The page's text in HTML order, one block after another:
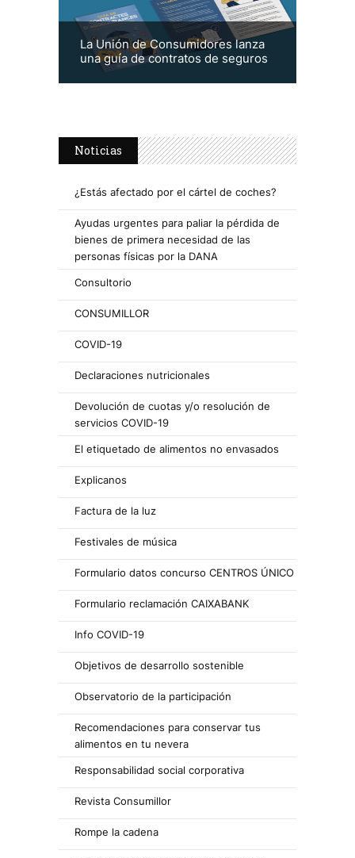
La Unión de Consumidores lanza
una guía de contratos de seguros
Noticias
¿Estás afectado por el cártel de coches?
Ayudas urgentes para paliar la pérdida de
bienes de primera necesidad de las
personas físicas por la DANA
Consultorio
CONSUMILLOR
COVID-19
Declaraciones nutricionales
Devolución de cuotas y/o resolución de
servicios COVID-19
El etiquetado de alimentos no envasados
Explicanos
Factura de la luz
Festivales de música
Formulario datos concurso CENTROS ÚNICO
Formulario reclamación CAIXABANK
Info COVID-19
Objetivos de desarrollo sostenible
Observatorio de la participación
Recomendaciones para conservar tus
alimentos en tu nevera
Responsabilidad social corporativa
Revista Consumillor
Rompe la cadena